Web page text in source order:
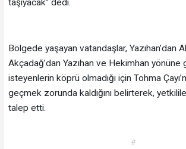
taşıyacak” dedi.
Bölgede yaşayan vatandaşlar, Yazıhan’dan
Akçadağ’dan Yazıhan ve Hekimhan yönüne
isteyenlerin köprü olmadığı için Tohma
geçmek zorunda kaldığını belirterek,
talep etti.
#